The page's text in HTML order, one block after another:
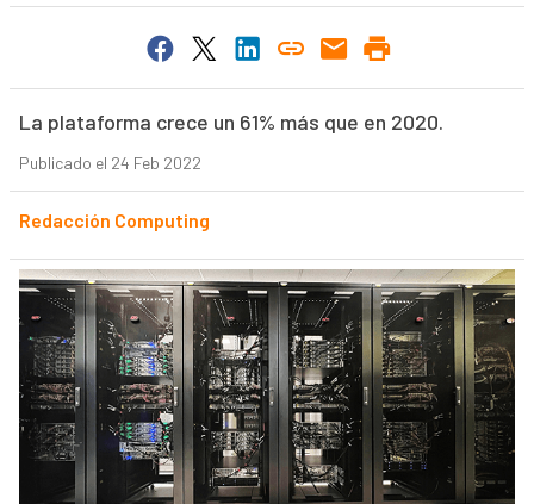
La plataforma crece un 61% más que en 2020.
Publicado el 24 Feb 2022
Redacción Computing